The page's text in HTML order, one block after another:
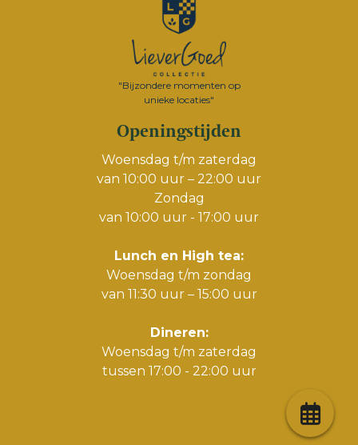
"Bijzondere momenten op
unieke locaties"
Openingstijden
Woensdag t/m zaterdag
van 10:00 uur – 22:00 uur
Zondag
van 10:00 uur - 17:00 uur
Lunch en High tea:
Woensdag t/m zondag
van 11:30 uur – 15:00 uur
Dineren:
Woensdag t/m zaterdag
tussen 17:00 - 22:00 uur